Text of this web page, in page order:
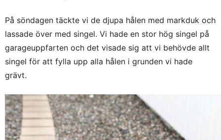
På söndagen täckte vi de djupa hålen med markduk och
lassade över med singel. Vi hade en stor hög singel på
garageuppfarten och det visade sig att vi behövde allt
singel för att fylla upp alla hålen i grunden vi hade
grävt.